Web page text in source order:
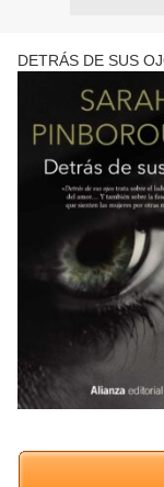
DETRÁS DE SUS